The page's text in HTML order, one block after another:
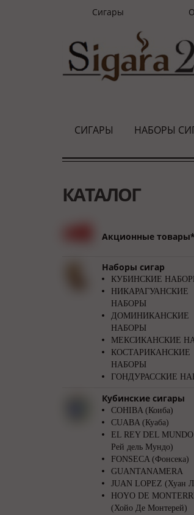
Сигары
СИГАРЫ НАБОРЫ
КАТАЛОГ
Акционные товары*
Наборы сигар
КУБИНСКИЕ
НИКАРАГУАНСКИЕ
НАБОРЫ
ДОМИНИКАНСКИЕ
НАБОРЫ
МЕКСИКАНСКИЕ
КОСТАРИКАНСКИЕ
НАБОРЫ
ГОНДУРАССКИЕ
Кубинские сигары
COHIBA (Коиба)
CUABA (Куаба)
EL REY DEL
Рей дель Мундо)
FONSECA (Фонсека)
GUANTANAMERA
JUAN LOPEZ (Хуан
HOYO DE
(Хойо Де Монтерей)